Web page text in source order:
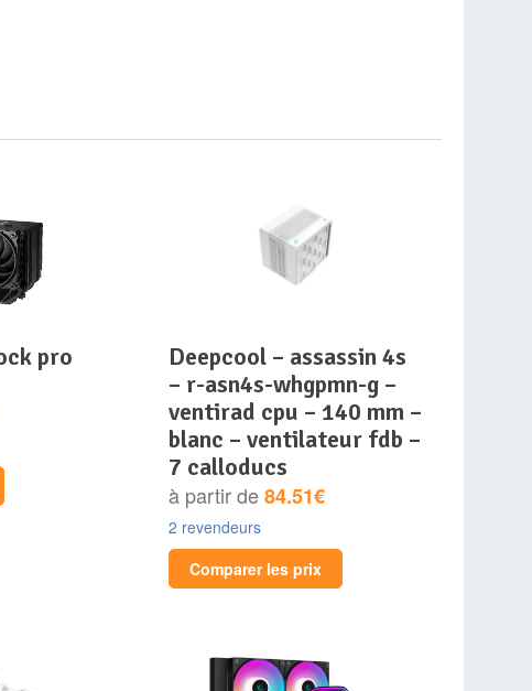
deepcool – assassin 4s
– r-asn4s-whgpmn-g –
ventirad cpu – 140 mm –
blanc – ventilateur fdb –
7 calloducs
à partir de84.51€
2 revendeurs
Comparer les prix